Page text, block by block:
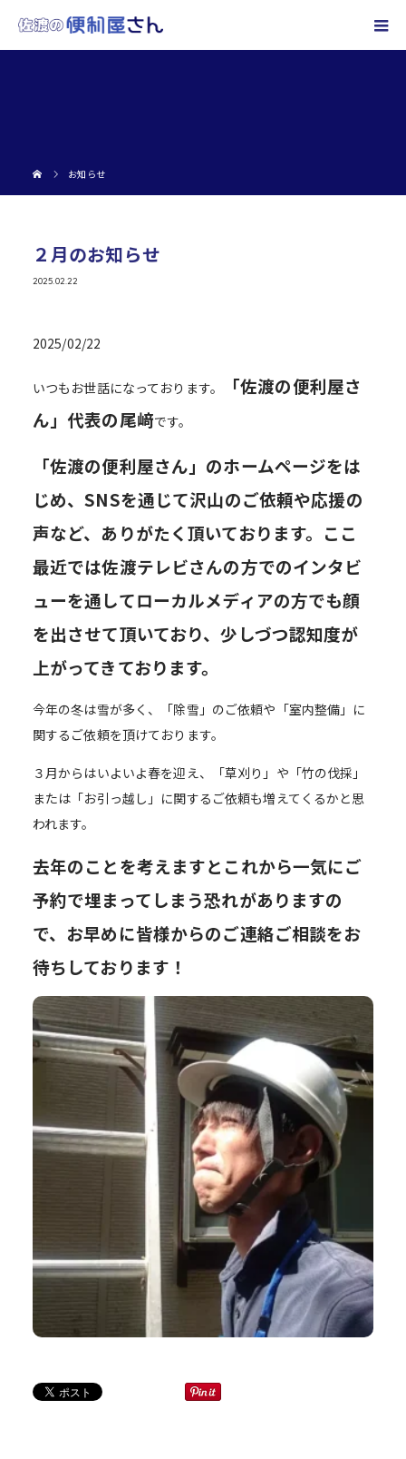
お知らせ
２月のお知らせ
2025.02.22
2025/02/22
いつもお世話になっております。
「佐渡の便利屋さ
ん」代表の尾﨑です。
「佐渡の便利屋さん」のホームページをは
じめ、SNSを通じて沢山のご依頼や応援の
声など、ありがたく頂いております。ここ
最近では佐渡テレビさんの方でのインタビ
ューを通してローカルメディアの方でも顔
を出させて頂いており、少しづつ認知度が
上がってきております。
今年の冬は雪が多く、「除雪」のご依頼や「室内整備」に
関するご依頼を頂けております。
３月からはいよいよ春を迎え、「草刈り」や「竹の伐採」
または「お引っ越し」に関するご依頼も増えてくるかと思
われます。
去年のことを考えますとこれから一気にご
予約で埋まってしまう恐れがありますの
で、お早めに皆様からのご連絡ご相談をお
待ちしております！